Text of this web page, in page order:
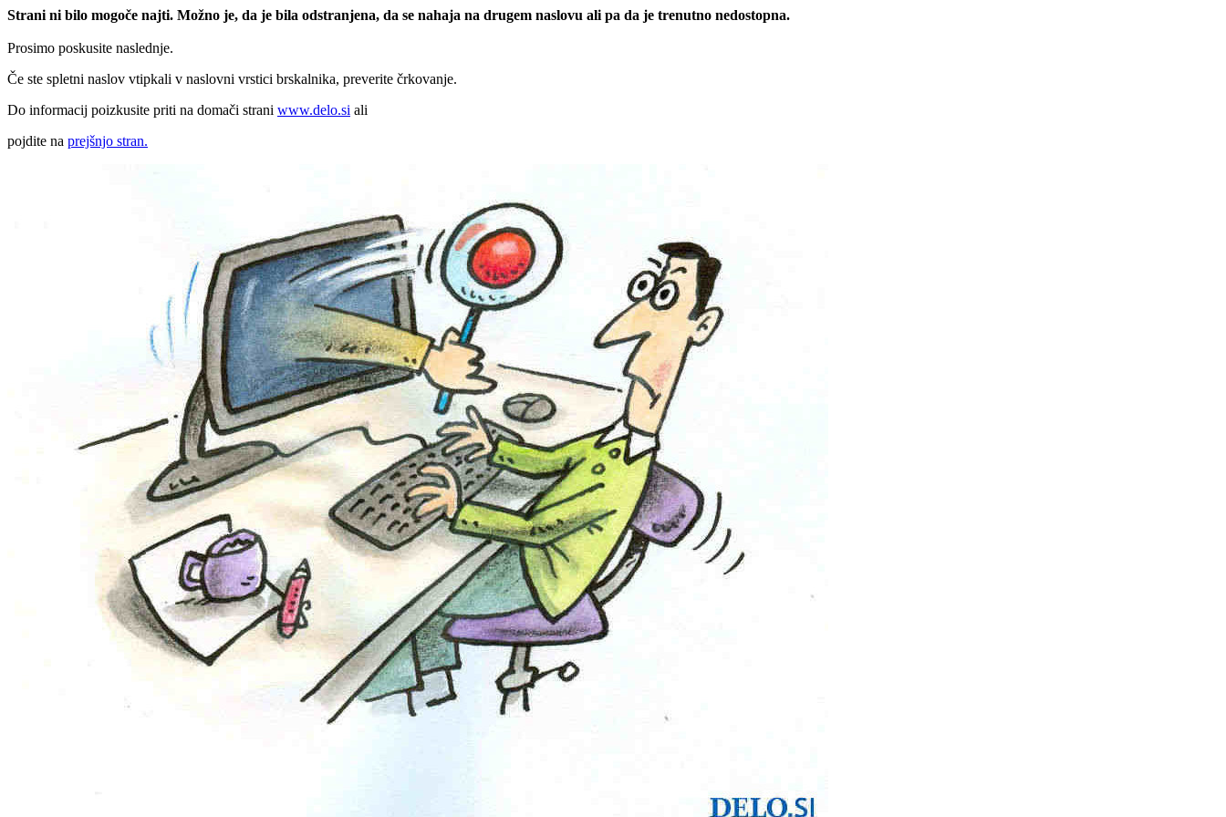
Strani ni bilo mogoče najti. Možno je, da je bila odstranjena, da se nahaja na drugem naslovu ali pa da je trenutno nedostopna.
Prosimo poskusite naslednje.
Če ste spletni naslov vtipkali v naslovni vrstici brskalnika, preverite črkovanje.
Do informacij poizkusite priti na domači strani www.delo.si ali
pojdite na prejšnjo stran.